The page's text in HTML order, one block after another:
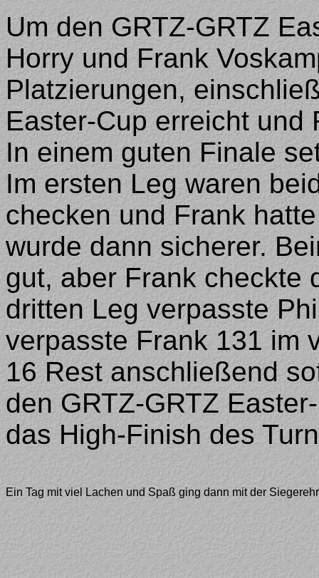
Um den GRTZ-GRTZ
Horry und Frank
Platzierungen,
Easter-Cup erreicht und
In einem guten Finale
Im ersten Leg waren
checken und Frank
wurde dann sicherer.
gut, aber Frank checkte
dritten Leg verpasste
verpasste Frank 131 im
16 Rest anschließend
den GRTZ-GRTZ
das High-Finish des
Ein Tag mit viel Lachen und Spaß ging dann mit der